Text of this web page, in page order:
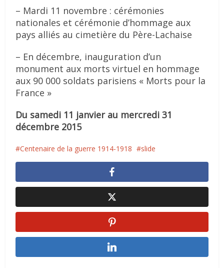
– Mardi 11 novembre : cérémonies
nationales et cérémonie d’hommage aux
pays alliés au cimetière du Père-Lachaise
– En décembre, inauguration d’un
monument aux morts virtuel en hommage
aux 90 000 soldats parisiens « Morts pour la
France »
Du samedi 11 janvier au mercredi 31
décembre 2015
Centenaire de la guerre 1914-1918 slide